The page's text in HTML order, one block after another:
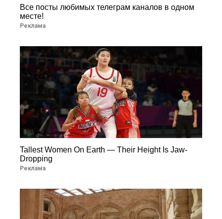
Все посты любимых телеграм каналов в одном
месте!
Реклама
Tallest Women On Earth — Their Height Is Jaw-
Dropping
Реклама